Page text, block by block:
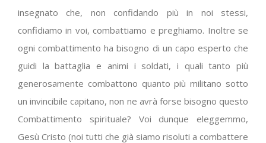
insegnato che, non confidando più in noi stessi,
confidiamo in voi, combattiamo e preghiamo. Inoltre se
ogni combattimento ha bisogno di un capo esperto che
guidi la battaglia e animi i soldati, i quali tanto più
generosamente combattono quanto più militano sotto
un invincibile capitano, non ne avrà forse bisogno questo
Combattimento spirituale? Voi dunque eleggemmo,
Gesù Cristo (noi tutti che già siamo risoluti a combattere